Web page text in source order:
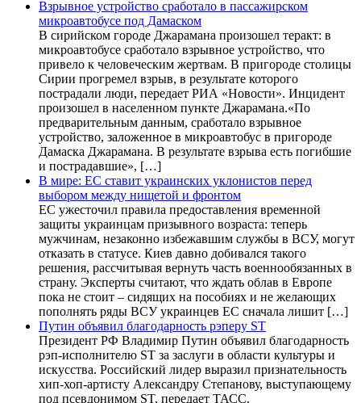
Взрывное устройство сработало в пассажирском
микроавтобусе под Дамаском
В сирийском городе Джарамана произошел теракт: в
микроавтобусе сработало взрывное устройство, что
привело к человеческим жертвам. В пригороде столицы
Сирии прогремел взрыв, в результате которого
пострадали люди, передает РИА «Новости». Инцидент
произошел в населенном пункте Джарамана.«По
предварительным данным, сработало взрывное
устройство, заложенное в микроавтобус в пригороде
Дамаска Джарамана. В результате взрыва есть погибшие
и пострадавшие», […]
В мире: ЕС ставит украинских уклонистов перед
выбором между нищетой и фронтом
ЕС ужесточил правила предоставления временной
защиты украинцам призывного возраста: теперь
мужчинам, незаконно избежавшим службы в ВСУ, могут
отказать в статусе. Киев давно добивался такого
решения, рассчитывая вернуть часть военнообязанных в
страну. Эксперты считают, что ждать облав в Европе
пока не стоит – сидящих на пособиях и не желающих
пополнять ряды ВСУ украинцев ЕС сначала лишит […]
Путин объявил благодарность рэперу ST
Президент РФ Владимир Путин объявил благодарность
рэп-исполнителю ST за заслуги в области культуры и
искусства. Российский лидер выразил признательность
хип-хоп-артисту Александру Степанову, выступающему
под псевдонимом ST, передает ТАСС.